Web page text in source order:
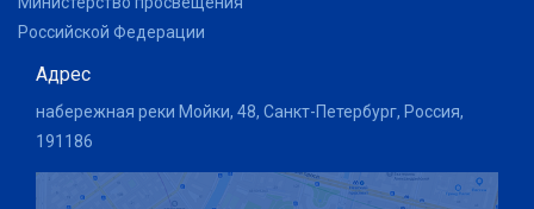
Российской Федерации
Адрес
набережная реки Мойки, 48, Санкт-Петербург, Россия,
191186